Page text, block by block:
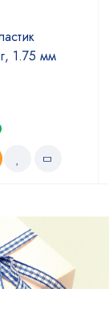
1.75 мм